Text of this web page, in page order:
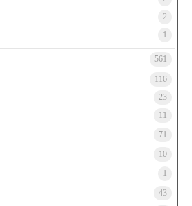
2
1
561
116
23
11
71
10
1
43